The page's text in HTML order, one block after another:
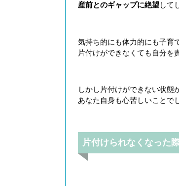
産前とのギャップに絶望して
気持ち的にも体力的にも子育
片付けができなくても自分を
しかし片付けができない状態
あなた自身も心苦しいことで
片付けられなくなった